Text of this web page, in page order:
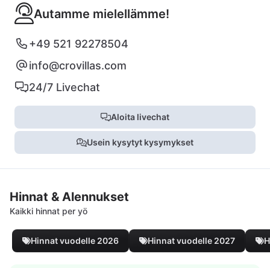
Autamme mielellämme!
+49 521 92278504
info@crovillas.com
24/7 Livechat
Aloita livechat
Usein kysytyt kysymykset
Hinnat & Alennukset
Kaikki hinnat per yö
Hinnat vuodelle 2026 Hinnat vuodelle 2027